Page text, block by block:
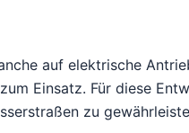
auf elektrische
Einsatz. Für diese
zu